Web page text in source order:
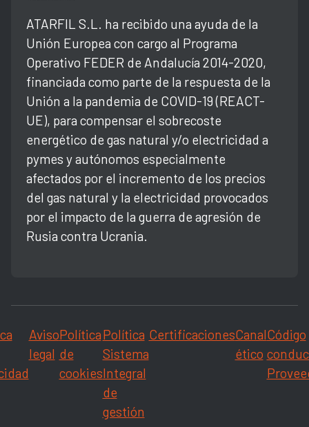
ATARFIL S.L. ha recibido una ayuda de la
Unión Europea con cargo al Programa
Operativo FEDER de Andalucía 2014-2020,
financiada como parte de la respuesta de la
Unión a la pandemia de COVID-19 (REACT-
UE), para compensar el sobrecoste
energético de gas natural y/o electricidad a
pymes y autónomos especialmente
afectados por el incremento de los precios
del gas natural y la electricidad provocados
por el impacto de la guerra de agresión de
Rusia contra Ucrania.
Aviso
legal
Política
de
cookies
Política
Sistema
Integral
de
gestión
CertificacionesCanal
ético
Código